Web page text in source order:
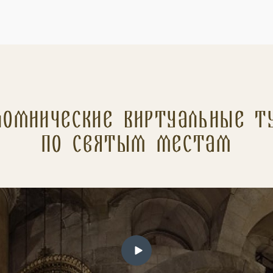
Виртуальные
по святым местам